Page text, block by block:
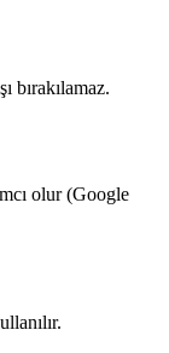
bırakılamaz.
olur (Google